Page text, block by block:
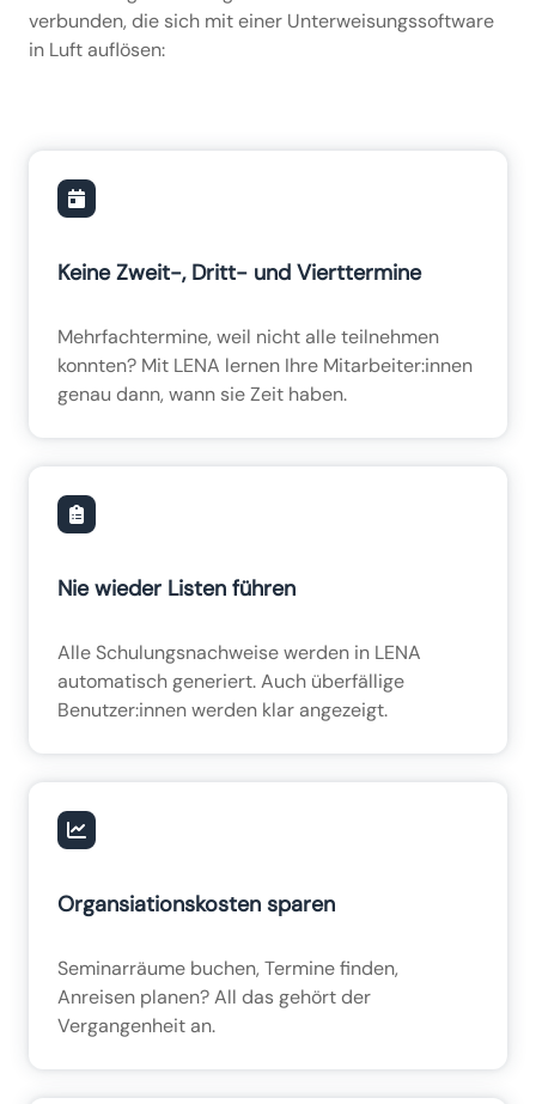
verbunden, die sich mit einer Unterweisungssoftware
in Luft auflösen:
Keine Zweit-, Dritt- und Vierttermine
Mehrfachtermine, weil nicht alle teilnehmen
konnten? Mit LENA lernen Ihre Mitarbeiter:innen
genau dann, wann sie Zeit haben.
Nie wieder Listen führen
Alle Schulungsnachweise werden in LENA
automatisch generiert. Auch überfällige
Benutzer:innen werden klar angezeigt.
Organsiationskosten sparen
Seminarräume buchen, Termine finden,
Anreisen planen? All das gehört der
Vergangenheit an.